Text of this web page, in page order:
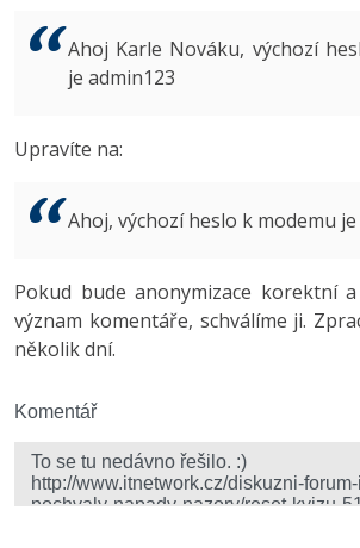
ASP.NET MVC
Best practices
MS-SQL
3D grafik
Copywriter
WordPress specialista
VB.NET
Algoritmy -41%
Umělá inteligence (AI) -10%
Fórum
Copywriting
Windows
Kybernetická bezpečnost
Inkscape
Fórum
Ahoj Karle Nováku, výchozí
je admin123
Upravíte na:
Ahoj, výchozí heslo k modemu
Pokud bude anonymizace korektní
význam komentáře, schválíme ji.
několik dní.
Komentář